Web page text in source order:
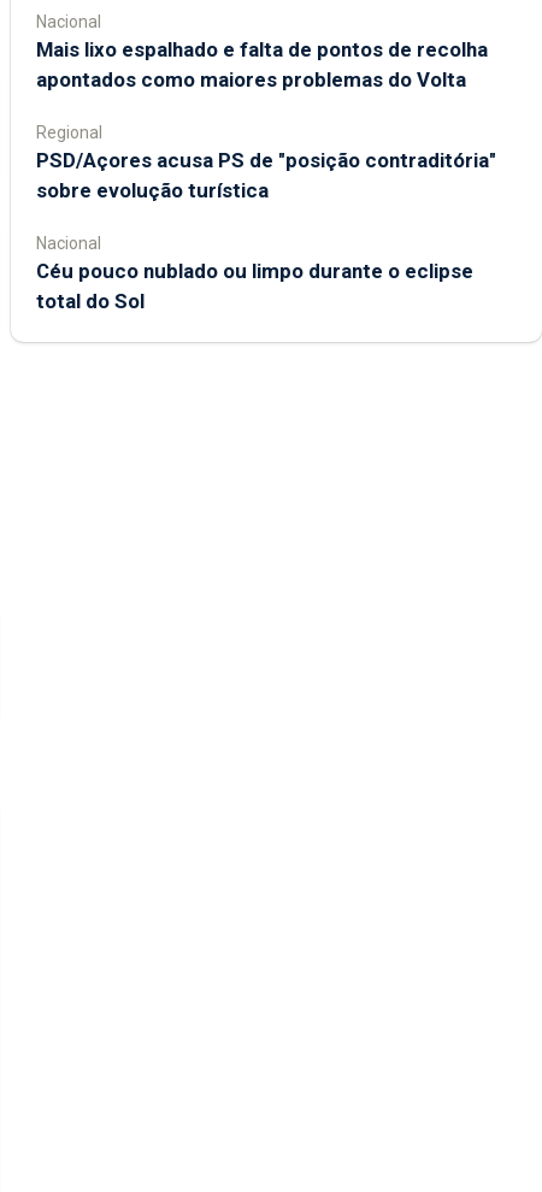
Nacional
Mais lixo espalhado e falta de pontos de recolha
apontados como maiores problemas do Volta
Regional
PSD/Açores acusa PS de "posição contraditória"
sobre evolução turística
Nacional
Céu pouco nublado ou limpo durante o eclipse
total do Sol